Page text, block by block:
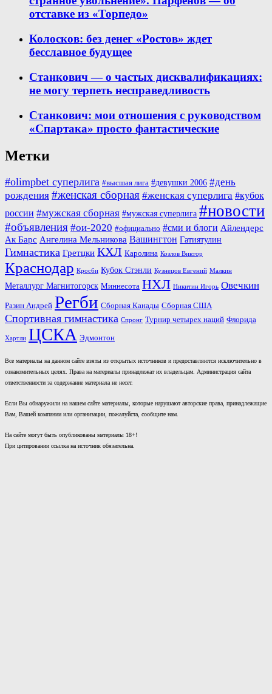
отставке из «Торпедо»
Колосков: без денег «Ростов» ждет
бесславное будущее
Станкович — о частых дисквалификациях:
не могу терпеть несправедливость
Станкович: мои отношения с руководством
«Спартака» просто фантастические
Метки
#olimpbet суперлига #высшая лига #девушки 2006 #день
рождения #женская сборная #женская суперлига #кубок
россии #мужская сборная #мужская суперлига #новости
#объявления #ои-2020 #официально #сми и блоги Айлендерс
Ак Барс Ангелина Мельникова Вашингтон Гатиятулин
Гимнастика Гретцки КХЛ Каролина Козлов Виктор
Краснодар Кросби Кубок Стэнли Кузнецов Евгений Малкин
Металлург Магнитогорск Миннесота НХЛ Никитин Игорь Овечкин
Разин Андрей Регби Сборная Канады Сборная США
Спортивная гимнастика Спронг Турнир четырех наций Флорида
Хартли ЦСКА Эдмонтон
Все материалы на данном сайте взяты из открытых источников и предоставляются исключительно в
ознакомительных целях. Права на материалы принадлежат их владельцам. Администрация сайта
ответственности за содержание материала не несет.
Если Вы обнаружили на нашем сайте материалы, которые нарушают авторские права, принадлежащие
Вам, Вашей компании или организации, пожалуйста, сообщите нам.
На сайте могут быть опубликованы материалы 18+!
При цитировании ссылка на источник обязательна.